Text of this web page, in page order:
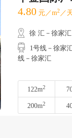
4.80 元／m2 ／
徐 汇－徐家汇
1号线－徐家汇
线－徐家汇
122m2
200m2